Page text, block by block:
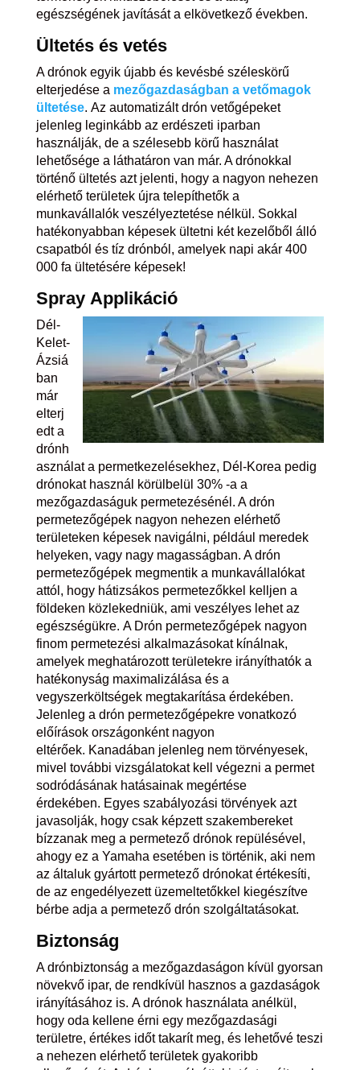
egészségének javítását a elkövetkező években.
Ültetés és vetés
A drónok egyik újabb és kevésbé széleskörű
elterjedése a mezőgazdaságban a vetőmagok
ültetése. Az automatizált drón vetőgépeket
jelenleg leginkább az erdészeti iparban
használják, de a szélesebb körű használat
lehetősége a láthatáron van már. A drónokkal
történő ültetés azt jelenti, hogy a nagyon nehezen
elérhető területek újra telepíthetők a
munkavállalók veszélyeztetése nélkül. Sokkal
hatékonyabban képesek ültetni két kezelőből álló
csapatból és tíz drónból, amelyek napi akár 400
000 fa ültetésére képesek!
Spray Applikáció
Dél-
Kelet-
Ázsiá
ban
már
elterj
edt a
drónh
asználat a permetkezelésekhez, Dél-Korea pedig
drónokat használ körülbelül 30% -a a
mezőgazdaságuk permetezésénél. A drón
permetezőgépek nagyon nehezen elérhető
területeken képesek navigálni, például meredek
helyeken, vagy nagy magasságban. A drón
permetezőgépek megmentik a munkavállalókat
attól, hogy hátizsákos permetezőkkel kelljen a
földeken közlekedniük, ami veszélyes lehet az
egészségükre. A Drón permetezőgépek nagyon
finom permetezési alkalmazásokat kínálnak,
amelyek meghatározott területekre irányíthatók a
hatékonyság maximalizálása és a
vegyszerköltségek megtakarítása érdekében.
Jelenleg a drón permetezőgépekre vonatkozó
előírások országonként nagyon
eltérőek. Kanadában jelenleg nem törvényesek,
mivel további vizsgálatokat kell végezni a permet
sodródásának hatásainak megértése
érdekében. Egyes szabályozási törvények azt
javasolják, hogy csak képzett szakembereket
bízzanak meg a permetező drónok repülésével,
ahogy ez a Yamaha esetében is történik, aki nem
az általuk gyártott permetező drónokat értékesíti,
de az engedélyezett üzemeltetőkkel kiegészítve
bérbe adja a permetező drón szolgáltatásokat.
Biztonság
A drónbiztonság a mezőgazdaságon kívül gyorsan
növekvő ipar, de rendkívül hasznos a gazdaságok
irányításához is. A drónok használata anélkül,
hogy oda kellene érni egy mezőgazdasági
területre, értékes időt takarít meg, és lehetővé teszi
a nehezen elérhető területek gyakoribb